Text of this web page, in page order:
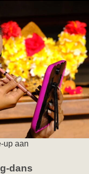
up aan
dans